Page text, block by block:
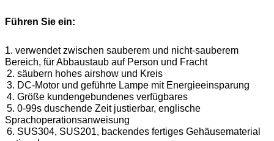
Führen Sie ein:
1. verwendet zwischen sauberem und nicht-sauberem
Bereich, für Abbaustaub auf Person und Fracht
2. säubern hohes airshow und Kreis
3. DC-Motor und geführte Lampe mit Energieeinsparung
4. Größe kundengebundenes verfügbares
5. 0-99s duschende Zeit justierbar, englische
Sprachoperationsanweisung
6. SUS304, SUS201, backendes fertiges Gehäusematerial